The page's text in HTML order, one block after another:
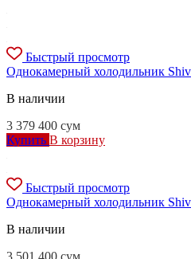
Быстрый просмотр
Однокамерный холодильник
В наличии
3 379 400 сум
Купить В корзину
Быстрый просмотр
Однокамерный холодильник
В наличии
3 501 400 сум